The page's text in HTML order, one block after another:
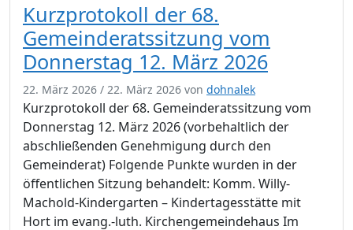
Kurzprotokoll der 68.
Gemeinderatssitzung vom
Donnerstag 12. März 2026
22. März 2026 / 22. März 2026 von dohnalek
Kurzprotokoll der 68. Gemeinderatssitzung vom
Donnerstag 12. März 2026 (vorbehaltlich der
abschließenden Genehmigung durch den
Gemeinderat) Folgende Punkte wurden in der
öffentlichen Sitzung behandelt: Komm. Willy-
Machold-Kindergarten – Kindertagesstätte mit
Hort im evang.-luth. Kirchengemeindehaus Im